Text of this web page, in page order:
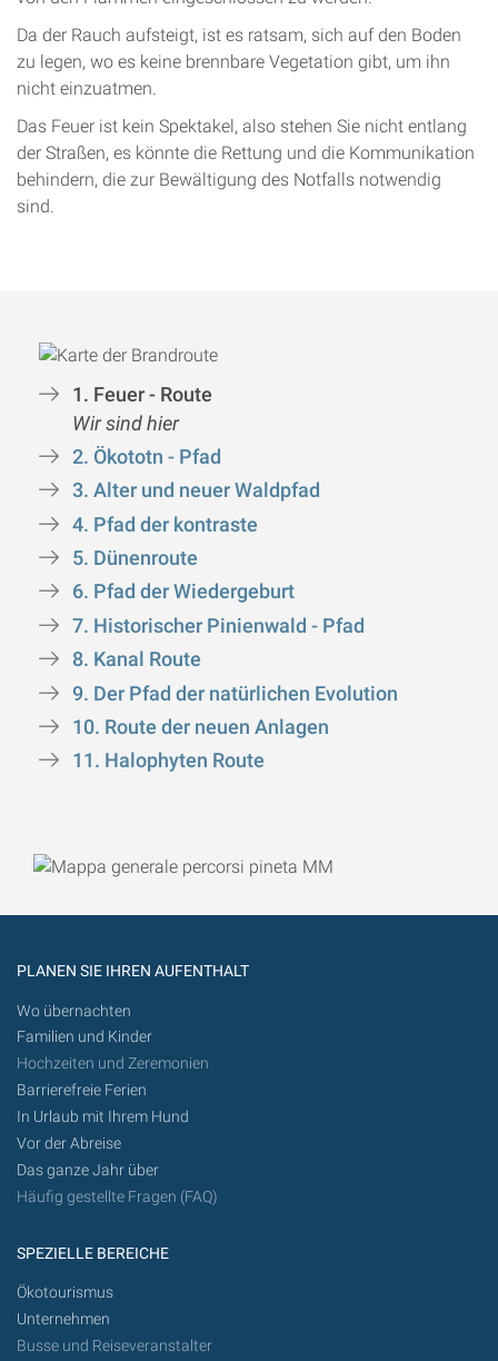
Da der Rauch aufsteigt, ist es ratsam, sich auf den Boden
zu legen, wo es keine brennbare Vegetation gibt, um ihn
nicht einzuatmen.
Das Feuer ist kein Spektakel, also stehen Sie nicht entlang
der Straßen, es könnte die Rettung und die Kommunikation
behindern, die zur Bewältigung des Notfalls notwendig
sind.
1. Feuer - Route
Wir sind hier
2. Ökototn - Pfad
3. Alter und neuer Waldpfad
4. Pfad der kontraste
5. Dünenroute
6. Pfad der Wiedergeburt
7. Historischer Pinienwald - Pfad
8. Kanal Route
9. Der Pfad der natürlichen Evolution
10. Route der neuen Anlagen
11. Halophyten Route
PLANEN SIE IHREN AUFENTHALT
Wo übernachten
Familien und Kinder
Hochzeiten und Zeremonien
Barrierefreie Ferien
In Urlaub mit Ihrem Hund
Vor der Abreise
Das ganze Jahr über
Häufig gestellte Fragen (FAQ)
SPEZIELLE BEREICHE
Ökotourismus
Unternehmen
Busse und Reiseveranstalter